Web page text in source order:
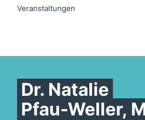
Veranstaltungen
Dr. Natalie
Pfau-Weller,